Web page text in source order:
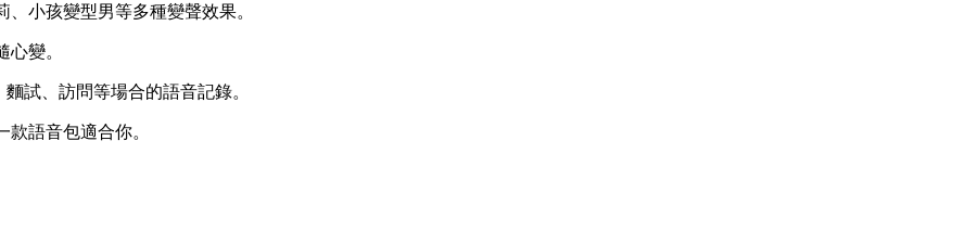
小孩變型男等多種變聲效果。
變。
試、訪問等場合的語音記錄。
語音包適合你。